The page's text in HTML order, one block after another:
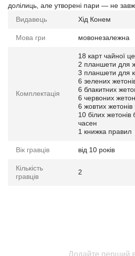
долілиць, але утворені пари — не
Видавець
Хід Конем
Мова гри мовонезалежна
Комплектація
18 карт чайної
2 планшети для
3 планшети для
6 зелених
6 блакитних
6 червоних
6 жовтих
10 білих жетонів
часен
1 книжка правил
Вік гравців від 10 років
Кількість
гравців
2
Додайте перший